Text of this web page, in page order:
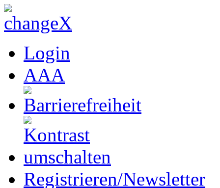
Login
AAA
Registrieren/Newsletter